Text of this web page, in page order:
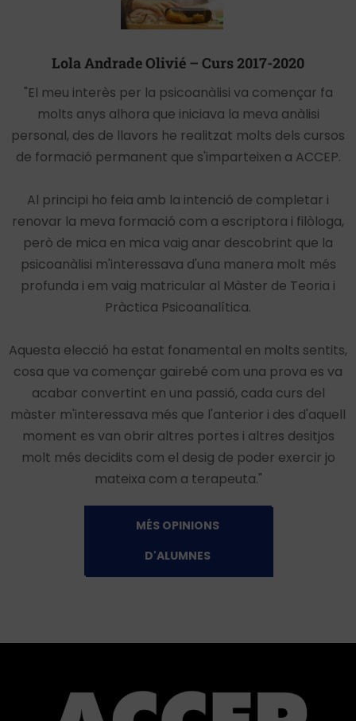
Lola Andrade Olivié – Curs 2017-2020
"El meu interès per la psicoanàlisi va començar fa
molts anys alhora que iniciava la meva anàlisi
personal, des de llavors he realitzat molts dels cursos
de formació permanent que s'imparteixen a ACCEP.
Al principi ho feia amb la intenció de completar i
renovar la meva formació com a escriptora i filòloga,
però de mica en mica vaig anar descobrint que la
psicoanàlisi m'interessava d'una manera molt més
profunda i em vaig matricular al Màster de Teoria i
Pràctica Psicoanalítica.
Aquesta elecció ha estat fonamental en molts sentits,
cosa que va començar gairebé com una prova es va
acabar convertint en una passió, cada curs del
màster m'interessava més que l'anterior i des d'aquell
moment es van obrir altres portes i altres desitjos
molt més decidits com el desig de poder exercir jo
mateixa com a terapeuta."
MÉS OPINIONS
D'ALUMNES